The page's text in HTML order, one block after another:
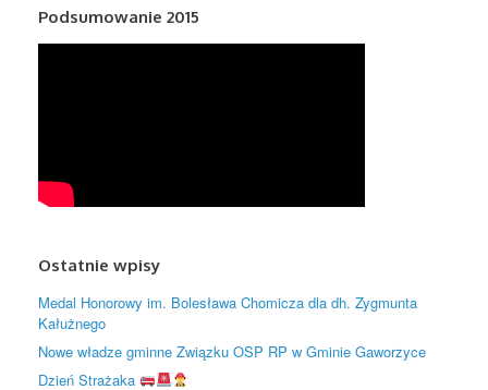
Podsumowanie 2015
Ostatnie wpisy
Medal Honorowy im. Bolesława Chomicza dla dh. Zygmunta
Kałużnego
Nowe władze gminne Związku OSP RP w Gminie Gaworzyce
Dzień Strażaka